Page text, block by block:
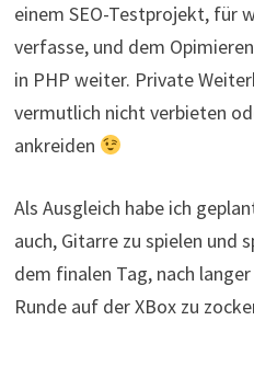
einem SEO-Testprojekt, für
verfasse, und dem
in PHP weiter. Private
vermutlich nicht verbieten
ankreiden
Als Ausgleich habe ich
auch, Gitarre zu spielen und
dem finalen Tag, nach
Runde auf der XBox zu